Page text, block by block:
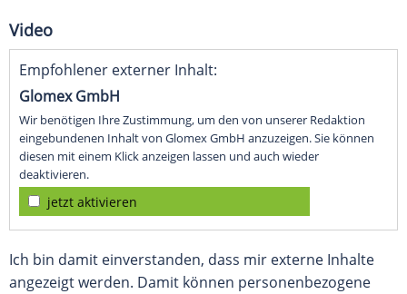
Video
Empfohlener externer Inhalt:
Glomex GmbH
Wir benötigen Ihre Zustimmung, um den von unserer Redaktion
eingebundenen Inhalt von Glomex GmbH anzuzeigen. Sie können
diesen mit einem Klick anzeigen lassen und auch wieder
deaktivieren.
jetzt aktivieren
Ich bin damit einverstanden, dass mir externe Inhalte
angezeigt werden. Damit können personenbezogene